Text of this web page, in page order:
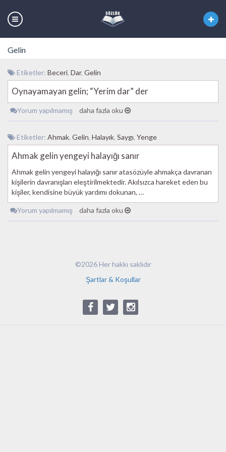
Gelin
Etiketler: Beceri, Dar, Gelin
Oynayamayan gelin; “Yerim dar” der
Yorum yapılmamış daha fazla oku
Etiketler: Ahmak, Gelin, Halayık, Saygı, Yenge
Ahmak gelin yengeyi halayığı sanır
Ahmak gelin yengeyi halayığı sanır atasözüyle ahmakça davranan
kişilerin davranışları eleştirilmektedir. Akılsızca hareket eden bu
kişiler, kendisine büyük yardımı dokunan, …
Yorum yapılmamış daha fazla oku
©2026 Her hakkı saklıdır
Şartlar & Koşullar